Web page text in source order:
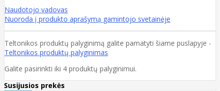
Naudotojo vadovas
Nuoroda į produkto aprašymą gamintojo svetainėje
Teltonikos produktų palyginimą galite pamatyti šiame puslapyje -
Teltonikos produktų palyginimas
Galite pasirinkti iki 4 produktų palyginimui.
Susijusios prekės